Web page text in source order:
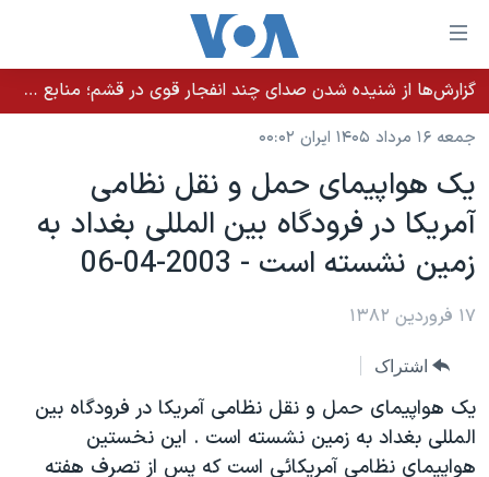
لینکهای
قابل
دسترسی
جهش
محتوای
اصلی
جهش
به
صفحه
جهش
جستجو
خانه
نسخه سبک وب‌سایت
موضوع ها
ایران
آمریکا
جهان
ویژه برنامه‌ها
ویدیوها
برنامه های تلویزیونی
جدول برنامه ها
صفحه‌های ویژه
۲۵۰سالگی آمریکا
بایگانی برنامه‌های تلویزیونی
فرکانس‌های صدای آمریکا
یادگیری زبان انگلیسی
گزارش‌ها از شنیده شدن صدای چند انفجار قوی در قشم؛ منابع حکومتی می‌گویند درگیری در تنگه هرمز بود
جمعه ۱۶ مرداد ۱۴۰۵ ایران ۰۰:۰۲
يک هواپيمای حمل و نقل نظامی
آمريکا در فرودگاه بين المللی بغداد به
زمين نشسته است - 2003-04-06
۱۷ فروردین ۱۳۸۲
اشتراک
يک هواپيمای حمل و نقل نظامی آمريکا در فرودگاه بين
المللی بغداد به زمين نشسته است . اين نخستين
هواپيمای نظامی آمريکائی است که پس از تصرف هفته